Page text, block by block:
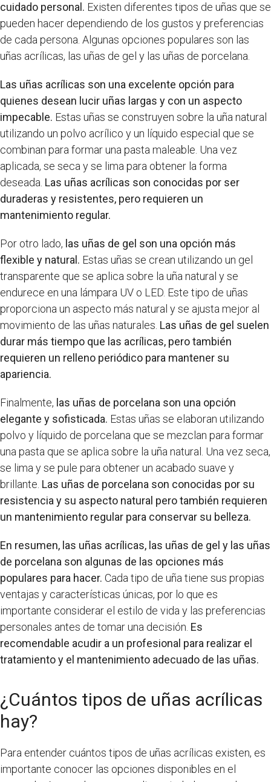
cuidado personal. Existen diferentes tipos de uñas que se
pueden hacer dependiendo de los gustos y preferencias
de cada persona. Algunas opciones populares son las
uñas acrílicas, las uñas de gel y las uñas de porcelana.
Las uñas acrílicas son una excelente opción para
quienes desean lucir uñas largas y con un aspecto
impecable. Estas uñas se construyen sobre la uña natural
utilizando un polvo acrílico y un líquido especial que se
combinan para formar una pasta maleable. Una vez
aplicada, se seca y se lima para obtener la forma
deseada. Las uñas acrílicas son conocidas por ser
duraderas y resistentes, pero requieren un
mantenimiento regular.
Por otro lado, las uñas de gel son una opción más
flexible y natural. Estas uñas se crean utilizando un gel
transparente que se aplica sobre la uña natural y se
endurece en una lámpara UV o LED. Este tipo de uñas
proporciona un aspecto más natural y se ajusta mejor al
movimiento de las uñas naturales. Las uñas de gel suelen
durar más tiempo que las acrílicas, pero también
requieren un relleno periódico para mantener su
apariencia.
Finalmente, las uñas de porcelana son una opción
elegante y sofisticada. Estas uñas se elaboran utilizando
polvo y líquido de porcelana que se mezclan para formar
una pasta que se aplica sobre la uña natural. Una vez seca,
se lima y se pule para obtener un acabado suave y
brillante. Las uñas de porcelana son conocidas por su
resistencia y su aspecto natural pero también requieren
un mantenimiento regular para conservar su belleza.
En resumen, las uñas acrílicas, las uñas de gel y las uñas
de porcelana son algunas de las opciones más
populares para hacer. Cada tipo de uña tiene sus propias
ventajas y características únicas, por lo que es
importante considerar el estilo de vida y las preferencias
personales antes de tomar una decisión. Es
recomendable acudir a un profesional para realizar el
tratamiento y el mantenimiento adecuado de las uñas.
¿Cuántos tipos de uñas acrílicas
hay?
Para entender cuántos tipos de uñas acrílicas existen, es
importante conocer las opciones disponibles en el